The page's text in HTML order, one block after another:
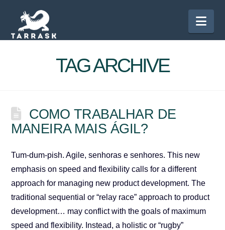
TAG ARCHIVE
COMO TRABALHAR DE
MANEIRA MAIS ÁGIL?
Tum-dum-pish. Agile, senhoras e senhores. This new
emphasis on speed and flexibility calls for a different
approach for managing new product development. The
traditional sequential or “relay race” approach to product
development… may conflict with the goals of maximum
speed and flexibility. Instead, a holistic or “rugby”